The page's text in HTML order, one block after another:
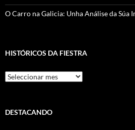
O Carro na Galicia: Unha Análise da Súa
HISTÓRICOS DA FIESTRA
Históricos
Da
DESTACANDO